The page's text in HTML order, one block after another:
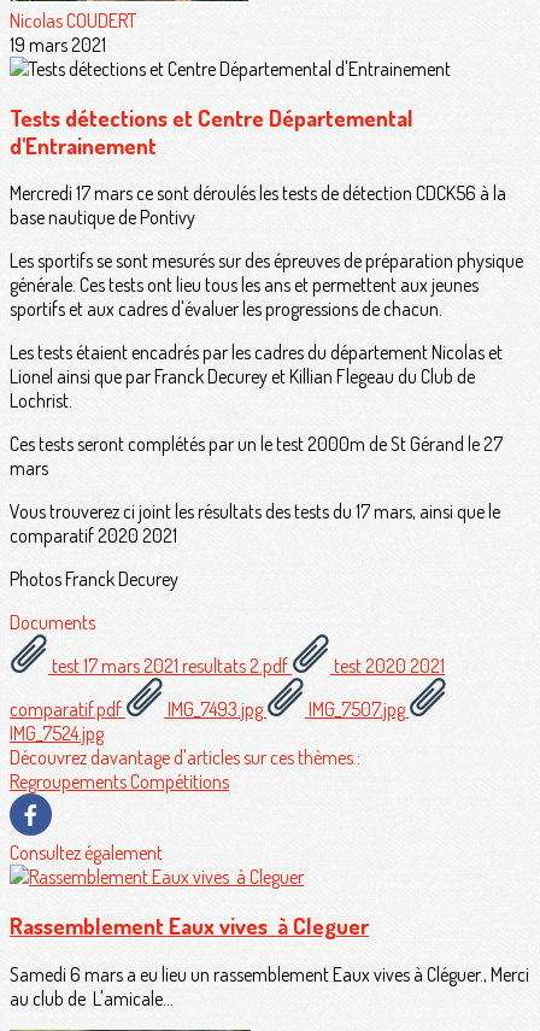
Nicolas COUDERT
19 mars 2021
Tests détections et Centre Départemental
d'Entrainement
Mercredi 17 mars ce sont déroulés les tests de détection CDCK56 à la
base nautique de Pontivy
Les sportifs se sont mesurés sur des épreuves de préparation physique
générale. Ces tests ont lieu tous les ans et permettent aux jeunes
sportifs et aux cadres d'évaluer les progressions de chacun.
Les tests étaient encadrés par les cadres du département Nicolas et
Lionel ainsi que par Franck Decurey et Killian Flegeau du Club de
Lochrist.
Ces tests seront complétés par un le test 2000m de St Gérand le 27
mars
Vous trouverez ci joint les résultats des tests du 17 mars, ainsi que le
comparatif 2020 2021
Photos Franck Decurey
Documents
test 17 mars 2021 resultats 2.pdf
test 2020 2021
comparatif.pdf
IMG_7493.jpg
IMG_7507.jpg
IMG_7524.jpg
Découvrez davantage d'articles sur ces thèmes :
RegroupementsCompétitions
Consultez également
Rassemblement Eaux vives à Cleguer
Samedi 6 mars a eu lieu un rassemblement Eaux vives à Cléguer., Merci
au club de L'amicale...